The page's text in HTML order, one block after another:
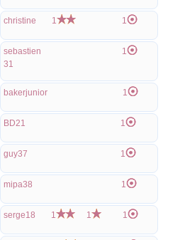
christine 1 1
sebastien
31
1
bakerjunior 1
BD21 1
guy37 1
mipa38 1
serge18 1 1 1